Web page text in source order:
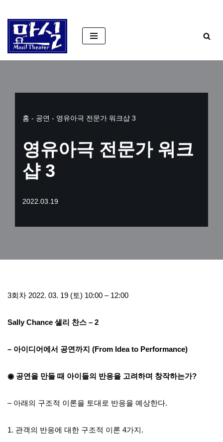
콘
텐
츠
홈 - 공연 - 영유아극 전문가 워크샵 3
영유아극 전문가 워크
샵 3
2022.03.19
3회차 2022. 03. 19 (토) 10:00 – 12:00
Sally Chance 샐리 찬스 – 2
– 아이디어에서 공연까지 (From Idea to Performance)
◉ 공연을 만들 때 아이들의 반응을 고려하며 창작하는가?
– 아래의 구조적 이론을 토대로 반응을 예상한다.
1. 관객의 반응에 대한 구조적 이론 4가지.